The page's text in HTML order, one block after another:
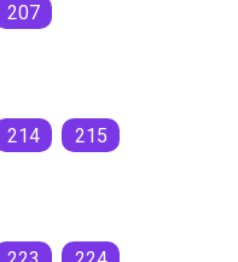
207
214 215